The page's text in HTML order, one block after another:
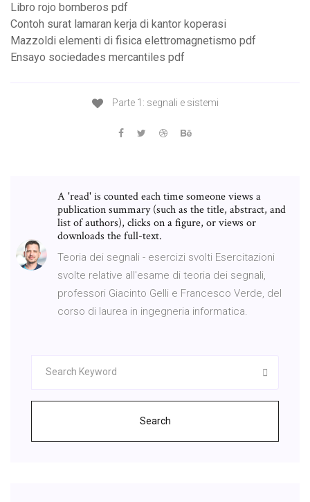
Libro rojo bomberos pdf
Contoh surat lamaran kerja di kantor koperasi
Mazzoldi elementi di fisica elettromagnetismo pdf
Ensayo sociedades mercantiles pdf
Parte 1: segnali e sistemi
A 'read' is counted each time someone views a
publication summary (such as the title, abstract, and
list of authors), clicks on a figure, or views or
downloads the full-text.
Teoria dei segnali - esercizi svolti Esercitazioni
svolte relative all'esame di teoria dei segnali,
professori Giacinto Gelli e Francesco Verde, del
corso di laurea in ingegneria informatica.
Search